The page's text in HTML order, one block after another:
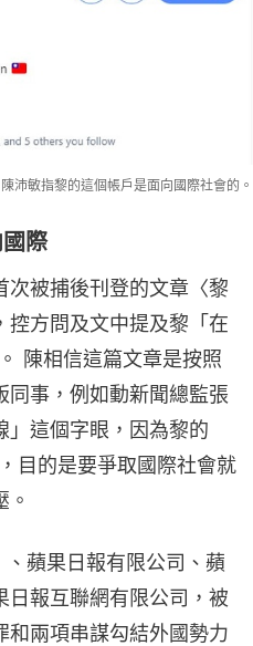
沛敏指黎的這個帳戶是面向國際社會的。
際
次被捕後刊登的文章〈黎
控方問及文中提及黎「在
陳相信這篇文章是按照
同事，例如動新聞總監張
」這個字眼，因為黎的
目的是要爭取國際社會就
蘋果日報有限公司、蘋
日報互聯網有限公司，被
和兩項串謀勾結外國勢力